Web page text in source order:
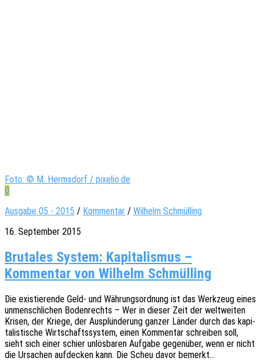
Foto: © M. Hermsdorf / pixelio.de
0
Ausgabe 05 - 2015 / Kommentar / Wilhelm Schmülling
16. September 2015
Brutales System: Kapitalismus –
Kommentar von Wilhelm Schmülling
Die exis­tie­ren­de Geld- und Währungs­ord­nung ist das Werk­zeug eines
unmensch­li­chen Boden­rechts – Wer in dieser Zeit der welt­wei­ten
Krisen, der Kriege, der Ausplün­de­rung ganzer Länder durch das kapi­
ta­lis­ti­sche Wirt­schafts­sys­tem, einen Kommen­tar schrei­ben soll,
sieht sich einer schier unlös­ba­ren Aufga­be gegen­über, wenn er nicht
die Ursa­chen aufde­cken kann. Die Scheu davor bemerkt…